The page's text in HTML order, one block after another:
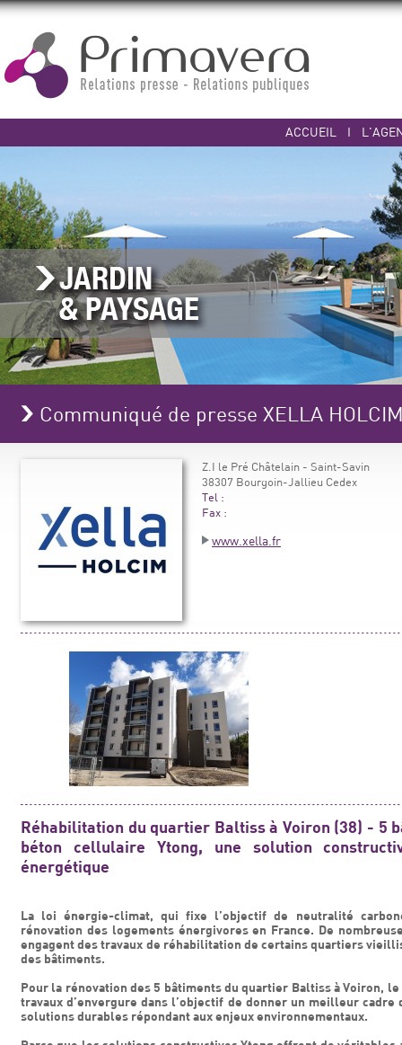
ACCUEIL I
Communiqué de presse XELLA
Z.I le Pré Châtelain - Saint-Savin
38307 Bourgoin-Jallieu Cedex
Tel :
Fax :
www.xella.fr
Réhabilitation du quartier Baltiss à Voiron (38) - 5
béton cellulaire Ytong, une solution
énergétique
La loi énergie-climat, qui fixe l’objectif de neutralité
rénovation des logements énergivores en France. De
engagent des travaux de réhabilitation de certains quartiers
des bâtiments.
Pour la rénovation des 5 bâtiments du quartier Baltiss à Voiron,
travaux d’envergure dans l’objectif de donner un meilleur
solutions durables répondant aux enjeux environnementaux.